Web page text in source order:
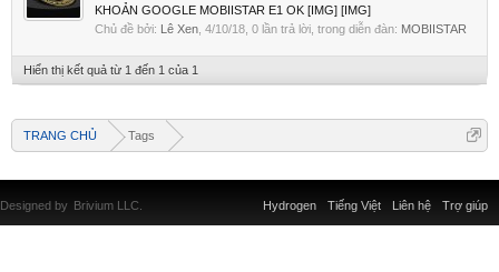
KHOẢN GOOGLE MOBIISTAR E1 OK [IMG] [IMG]
Chủ đề bởi: Lê Xen 4/10/18 , 0 lần trả lời, trong diễn đàn: MOBIISTAR
Hiển thị kết quả từ 1 đến 1 của 1
TRANG CHỦ Tags
Liên hệ Trợ giúp
Hydrogen Tiếng Việt
Designed by Brivium LLC.